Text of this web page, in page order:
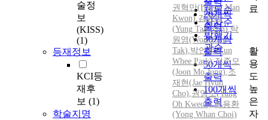
술정
보
(KISS)
(1)
등재정보
KCI등
재후
보 (1)
학술지명
제목순
저자순
발행기
관순
20개씩
출력
30개씩
출력
50개씩
출력
100개씩
출력
권혁만(Hyeog Man
Kwon),김영탁
(Yung Tak Kim),탁
원영(WonYung
Tak),박언휘(Eun
Whee Park),정준모
(Joon Mo Jung),조
재현(Jae Hyun
Cho),권영오(Yung
Oh Kweon),최용환
(Yong Whan Choi)
료
활
용
도
높
은
자